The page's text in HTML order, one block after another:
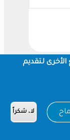
لتقديم
لا، شكراً